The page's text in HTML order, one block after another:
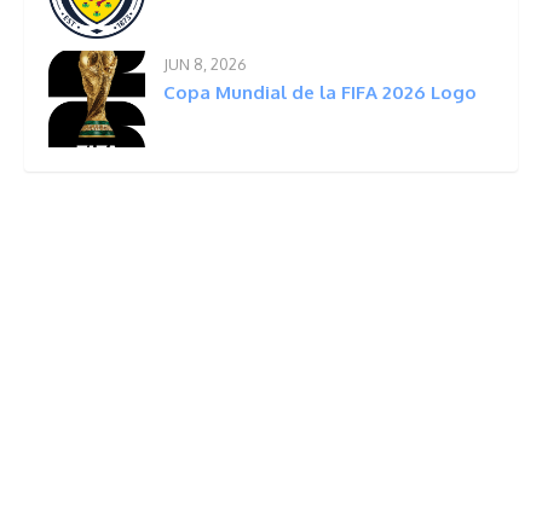
JUN 8, 2026
Copa Mundial de la FIFA 2026 Logo